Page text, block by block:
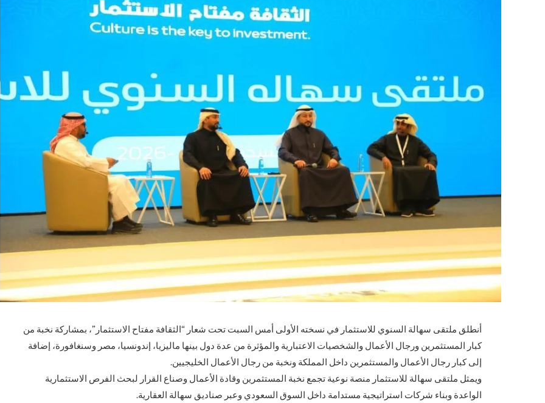
أنطلق ملتقى سهالة السنوي للاستثمار في نسخته الأولى أمس السبت تحت شعار “الثقافة مفتاح الاستثمار”، بمشاركة نخبة من
كبار المستثمرين ورجال الأعمال والشخصيات الاعتبارية والمؤثرة من عدة دول بينها ماليزيا، إندونسيا، مصر وسنغافورة، إضافة
إلى كبار رجال الأعمال والمستثمرين داخل المملكة ونخبة من رجال الأعمال الخليجيين.
ويمثل ملتقى سهالة للاستثمار منصة نوعية تجمع نخبة المستثمرين وقادة الأعمال وصناع القرار لبحث الفرص الاستثمارية
الواعدة وبناء شركات استراتيجية مستدامة داخل السوق السعودي وعبر صناديق سهالة العقارية.